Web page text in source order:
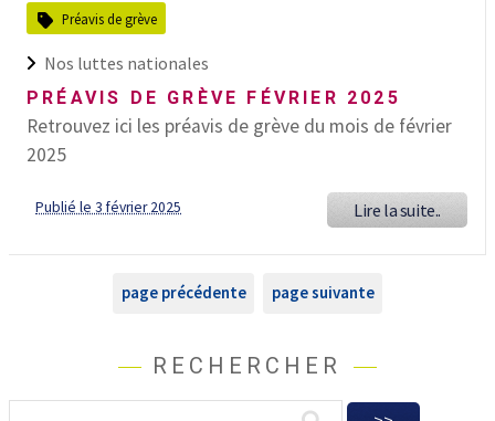
Préavis de grève
Nos luttes nationales
PRÉAVIS DE GRÈVE FÉVRIER 2025
Retrouvez ici les préavis de grève du mois de février
2025
Publié le 3 février 2025 Lire la suite..
page précédente page suivante
RECHERCHER